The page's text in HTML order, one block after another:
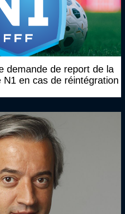
demande de report de la
en cas de réintégration